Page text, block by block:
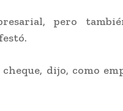
pero
dijo, como